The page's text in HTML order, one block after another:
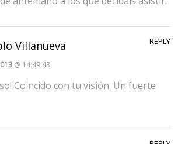
Villanueva
@ 14:49:43
Coincido con tu visión. Un fuerte
REPLY